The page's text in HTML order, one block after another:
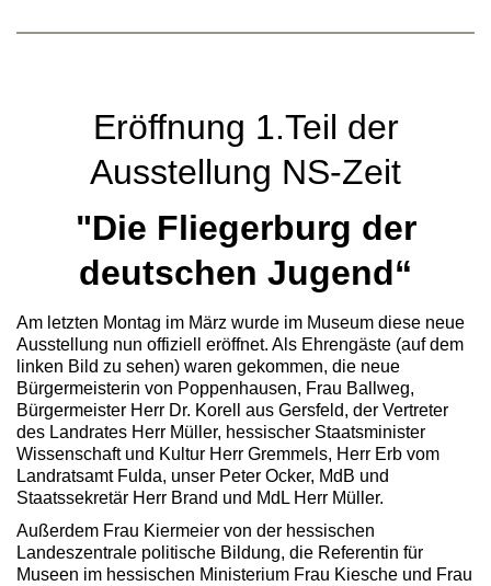
Eröffnung 1.Teil der
Ausstellung NS-Zeit
"Die Fliegerburg der
deutschen Jugend“
Am letzten Montag im März wurde im Museum diese neue
Ausstellung nun offiziell eröffnet. Als Ehrengäste (auf dem
linken Bild zu sehen) waren gekommen, die neue
Bürgermeisterin von Poppenhausen, Frau Ballweg,
Bürgermeister Herr Dr. Korell aus Gersfeld, der Vertreter
des Landrates Herr Müller, hessischer Staatsminister
Wissenschaft und Kultur Herr Gremmels, Herr Erb vom
Landratsamt Fulda, unser Peter Ocker, MdB und
Staatssekretär Herr Brand und MdL Herr Müller.
Außerdem Frau Kiermeier von der hessischen
Landeszentrale politische Bildung, die Referentin für
Museen im hessischen Ministerium Frau Kiesche und Frau